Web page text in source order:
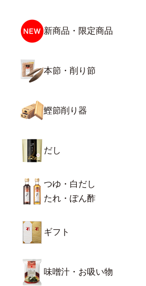
新商品・限定商品
本節・削り節
鰹節削り器
だし
つゆ・白だし
たれ・ぽん酢
ギフト
味噌汁・お吸い物